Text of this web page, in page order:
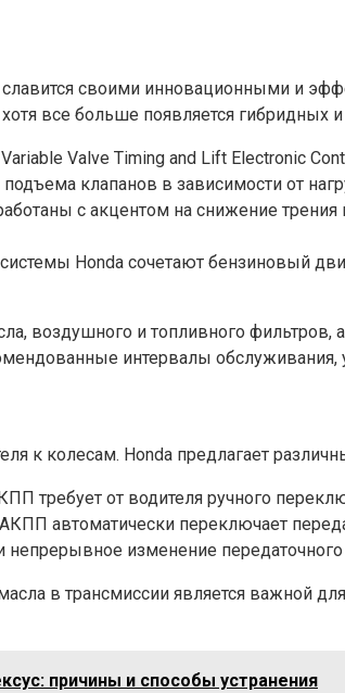
славится своими инновационными и
все больше появляется
Valve Timing and Lift Electronic
клапанов в зависимости от
с акцентом на снижение
Honda сочетают бензиновый
воздушного и топливного
интервалы
к колесам. Honda предлагает
требует от водителя ручного
АКПП автоматически переключает
непрерывное изменение
в трансмиссии является важной
причины и способы устранения